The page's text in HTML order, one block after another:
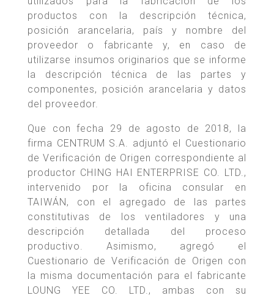
productos con la descripción técnica,
posición arancelaria, país y nombre del
proveedor o fabricante y, en caso de
utilizarse insumos originarios que se informe
la descripción técnica de las partes y
componentes, posición arancelaria y datos
del proveedor.
Que con fecha 29 de agosto de 2018, la
firma CENTRUM S.A. adjuntó el Cuestionario
de Verificación de Origen correspondiente al
productor CHING HAI ENTERPRISE CO. LTD.,
intervenido por la oficina consular en
TAIWÁN, con el agregado de las partes
constitutivas de los ventiladores y una
descripción detallada del proceso
productivo. Asimismo, agregó el
Cuestionario de Verificación de Origen con
la misma documentación para el fabricante
LOUNG YEE CO. LTD., ambas con su